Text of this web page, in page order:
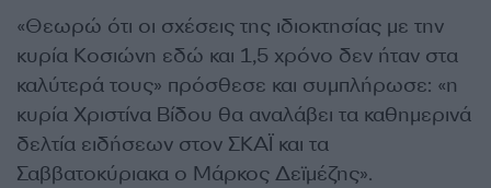
«Θεωρώ ότι οι σχέσεις της ιδιοκτησίας με την
κυρία Κοσιώνη εδώ και 1,5 χρόνο δεν ήταν στα
καλύτερά τους» πρόσθεσε και συμπλήρωσε: «η
κυρία Χριστίνα Βίδου θα αναλάβει τα καθημερινά
δελτία ειδήσεων στον ΣΚΑΪ και τα
Σαββατοκύριακα ο Μάρκος Δεϊμέζης».